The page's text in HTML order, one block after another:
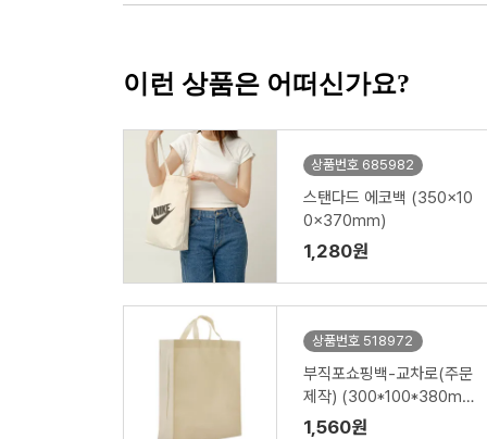
이런 상품은 어떠신가요?
상품번호 685982
스탠다드 에코백 (350x10
0x370mm)
1,280원
상품번호 518972
부직포쇼핑백-교차로(주문
제작) (300*100*380m
m)
1,560원